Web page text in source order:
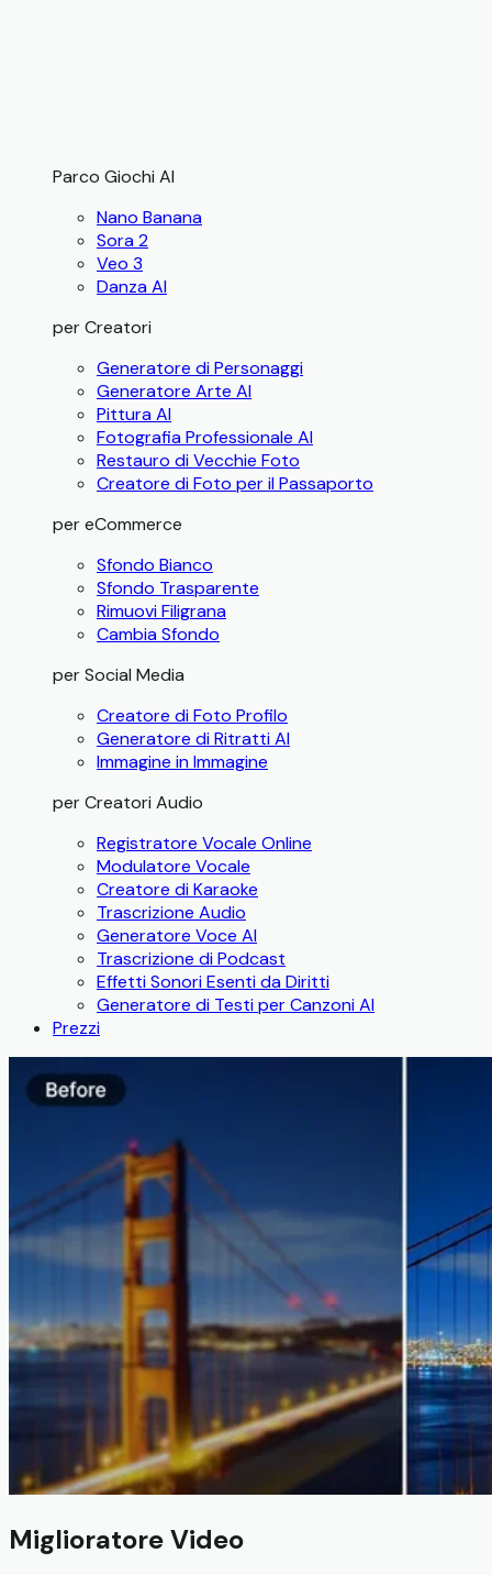
Parco Giochi AI
Nano Banana
Sora 2
Veo 3
Danza AI
per Creatori
Generatore di Personaggi
Generatore Arte AI
Pittura AI
Fotografia Professionale AI
Restauro di Vecchie Foto
Creatore di Foto per il Passaporto
per eCommerce
Sfondo Bianco
Sfondo Trasparente
Rimuovi Filigrana
Cambia Sfondo
per Social Media
Creatore di Foto Profilo
Generatore di Ritratti AI
Immagine in Immagine
per Creatori Audio
Registratore Vocale Online
Modulatore Vocale
Creatore di Karaoke
Trascrizione Audio
Generatore Voce AI
Trascrizione di Podcast
Effetti Sonori Esenti da Diritti
Generatore di Testi per Canzoni AI
Prezzi
Miglioratore Video